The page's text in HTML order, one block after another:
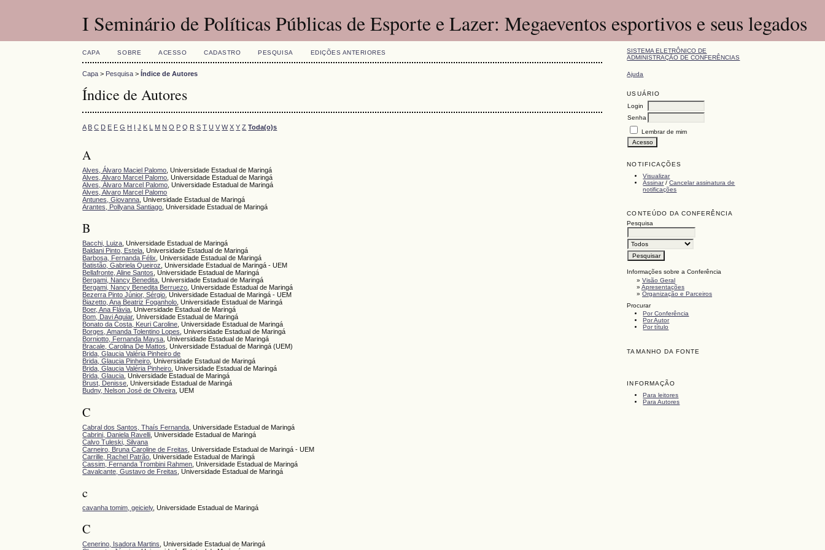
I Seminário de Políticas Públicas de Esporte e Lazer: Megaeventos esportivos e seus legados
SISTEMA ELETRÔNICO DE
ADMINISTRAÇÃO DE CONFERÊNCIAS
Ajuda
USUÁRIO
Login
Senha
Lembrar de mim
NOTIFICAÇÕES
Visualizar
Assinar/Cancelar assinatura de
notificações
CONTEÚDO DA CONFERÊNCIA
Pesquisa
Informações sobre a Conferência
»Visão Geral
»Apresentações
»Organização e Parceiros
Procurar
Por Conferência
Por Autor
Por título
TAMANHO DA FONTE
INFORMAÇÃO
Para leitores
Para Autores
CAPA SOBRE ACESSO CADASTRO PESQUISA EDIÇÕES ANTERIORES
Capa > Pesquisa >Índice de Autores
Índice de Autores
A B C D E F G H I J K L M N O P Q R S T U V W X Y Z Toda(o)s
A
Alves, Álvaro Maciel Palomo , Universidade Estadual de Maringá
Alves, Alvaro Marcel Palomo , Universidade Estadual de Maringá
Alves, Álvaro Marcel Palomo , Universidade Estadual de Maringá
Alves, Alvaro Marcel Palomo
Antunes, Giovanna , Universidade Estadual de Maringá
Arantes, Pollyana Santiago , Universidade Estadual de Maringá
B
Bacchi, Luiza, Universidade Estadual de Maringá
Baldani Pinto, Estela, Universidade Estadual de Maringá
Barbosa, Fernanda Félix, Universidade Estadual de Maringá
Batistão, Gabriela Queiroz, Universidade Estadual de Maringá - UEM
Bellafronte, Aline Santos, Universidade Estadual de Maringá
Bergami, Nancy Benedita, Universidade Estadual de Maringá
Bergami, Nancy Benedita Berruezo, Universidade Estadual de Maringá
Bezerra Pinto Júnior, Sérgio, Universidade Estadual de Maringá - UEM
Biazetto, Ana Beatriz Foganholo, Universidade Estadual de Maringá
Boer, Ana Flávia, Universidade Estadual de Maringá
Bom, Davi Aguiar, Universidade Estadual de Maringá
Bonato da Costa, Keuri Caroline, Universidade Estadual de Maringá
Borges, Amanda Tolentino Lopes, Universidade Estadual de Maringá
Borniotto, Fernanda Maysa, Universidade Estadual de Maringá
Bracale, Carolina De Mattos, Universidade Estadual de Maringá (UEM)
Brida, Glaucia Valéria Pinheiro de
Brida, Glaucia Pinheiro, Universidade Estadual de Maringá
Brida, Glaucia Valéria Pinheiro, Universidade Estadual de Maringá
Brida, Glaucia, Universidade Estadual de Maringá
Brust, Denisse, Universidade Estadual de Maringá
Budny, Nelson José de Oliveira, UEM
C
Cabral dos Santos, Thaís Fernanda , Universidade Estadual de Maringá
Cabrini, Daniela Ravelli , Universidade Estadual de Maringá
Calvo Tuleski, Silvana
Carneiro, Bruna Caroline de Freitas , Universidade Estadual de Maringá - UEM
Carrille, Rachel Patrão , Universidade Estadual de Maringá
Cassim, Fernanda Trombini Rahmen , Universidade Estadual de Maringá
Cavalcante, Gustavo de Freitas , Universidade Estadual de Maringá
c
cavanha tomim, geiciely, Universidade Estadual de Maringá
C
Cenerino, Isadora Martins , Universidade Estadual de Maringá